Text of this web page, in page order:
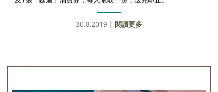
30.8.2019 | 閱讀更多